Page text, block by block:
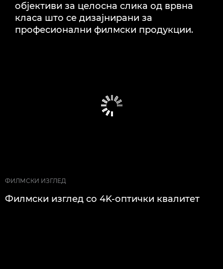
објективи за целосна слика од врвна
класа што се дизајнирани за
професионални филмски продукции.
ФИЛМСКИ ИЗГЛЕД
Филмски изглед со 4K-оптички квалитет